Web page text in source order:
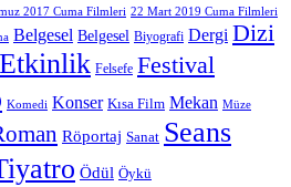
2017 Cuma Filmleri 22 Mart 2019 Cuma Filmleri
Belgesel Belgesel Biyografi Dergi Dizi
Etkinlik Felsefe Festival
Komedi Konser Kısa Film Mekan Müze
Röportaj Sanat Seans
Ödül Öykü